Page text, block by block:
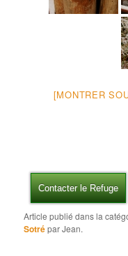
[MONTRER
Contacter le Refuge
Article publié dans la
Sotrépar Jean.